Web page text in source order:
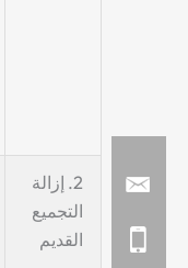
2. إزالة
التجميع
القديم